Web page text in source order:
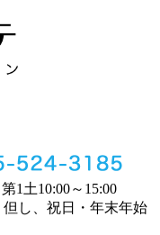
第1土10:00～15:00
但し、祝日・年末年始